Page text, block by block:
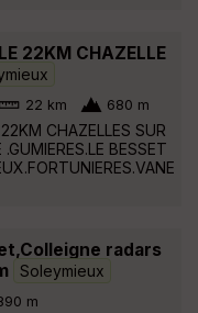
22KM CHAZELLE
22 km 680 m
CHAZELLES SUR
.GUMIERES.LE BESSET
radars
Soleymieux
m